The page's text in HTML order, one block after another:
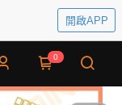
開啟APP
0